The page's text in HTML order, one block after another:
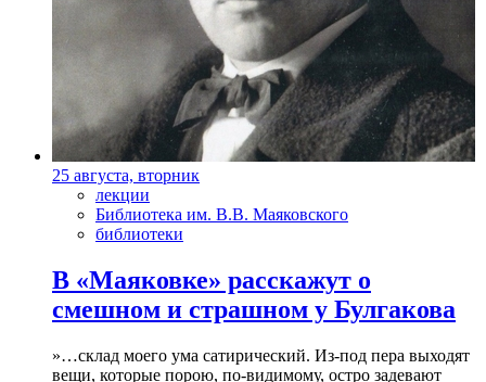
25 августа, вторник
лекции
Библиотека им. В.В. Маяковского
библиотеки
В «Маяковке» расскажут о
смешном и страшном у Булгакова
»…склад моего ума сатирический. Из-под пера выходят
вещи, которые порою, по-видимому, остро задевают